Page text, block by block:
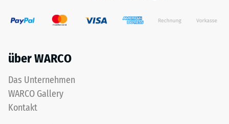
über WARCO
Das Unternehmen
WARCO Gallery
Kontakt